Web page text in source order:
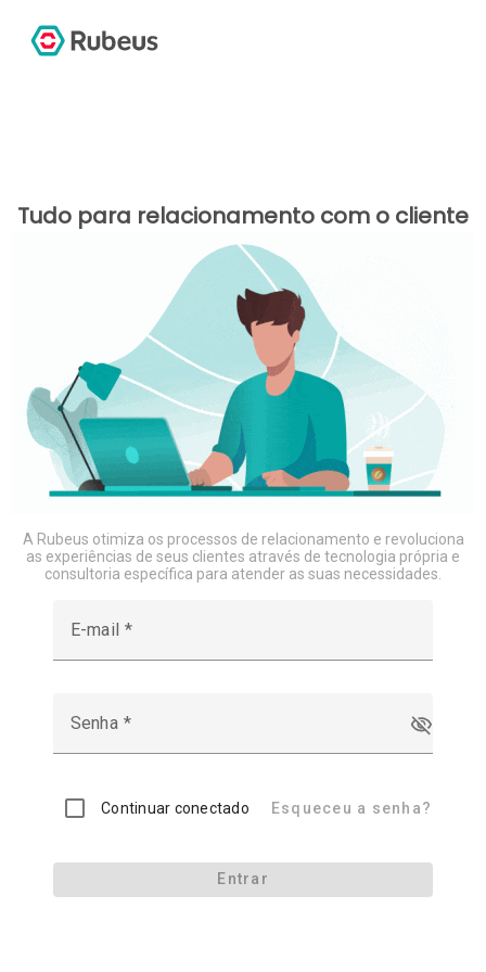
Tudo para relacionamento com o cliente
A Rubeus otimiza os processos de relacionamento e revoluciona
as experiências de seus clientes através de tecnologia própria e
consultoria específica para atender as suas necessidades.
E-mail
Senha
Continuar conectado Esqueceu a senha?
Entrar